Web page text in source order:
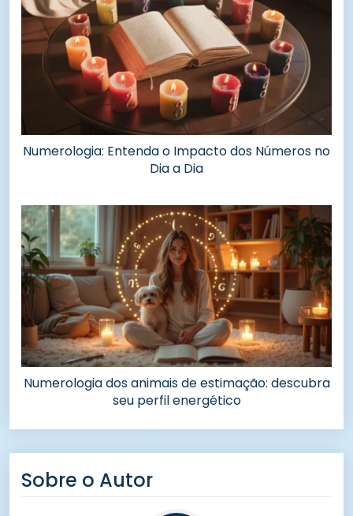
Numerologia: Entenda o Impacto dos Números no
Dia a Dia
Numerologia dos animais de estimação: descubra
seu perfil energético
Sobre o Autor